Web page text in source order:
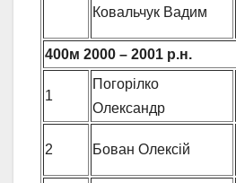
Ковальчук Вадим
400м 2000 – 2001 р.н.
1
Погорілко
Олександр
2 Бован Олексій